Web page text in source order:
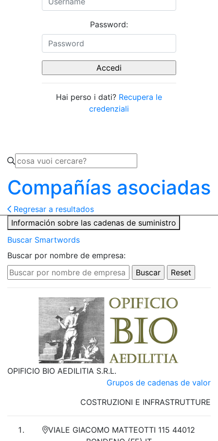
Password:
Hai perso i dati? Recupera le
credenziali
Compañías asociadas
Regresar a resultados
Información sobre las cadenas de suministro
Buscar Smartwords
Buscar por nombre de empresa:
OPIFICIO BIO AEDILITIA S.R.L.
Grupos de cadenas de valor
COSTRUZIONI E INFRASTRUTTURE
VIALE GIACOMO MATTEOTTI 115 44012